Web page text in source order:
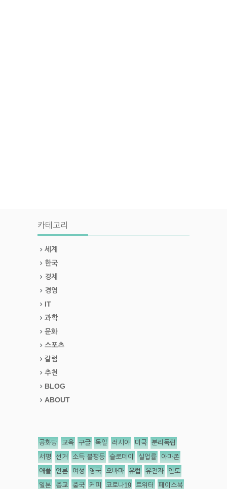
카테고리
세계
한국
경제
경영
IT
과학
문화
스포츠
칼럼
추천
BLOG
ABOUT
공화당 교육 구글 독일 러시아 미국 분리독립
서평 선거 소득 불평등 슬로데이 실업률 아마존
애플 언론 여성 영국 오바마 유럽 유전자 인도
일본 종교 중국 커피 코로나19 트위터 페이스북